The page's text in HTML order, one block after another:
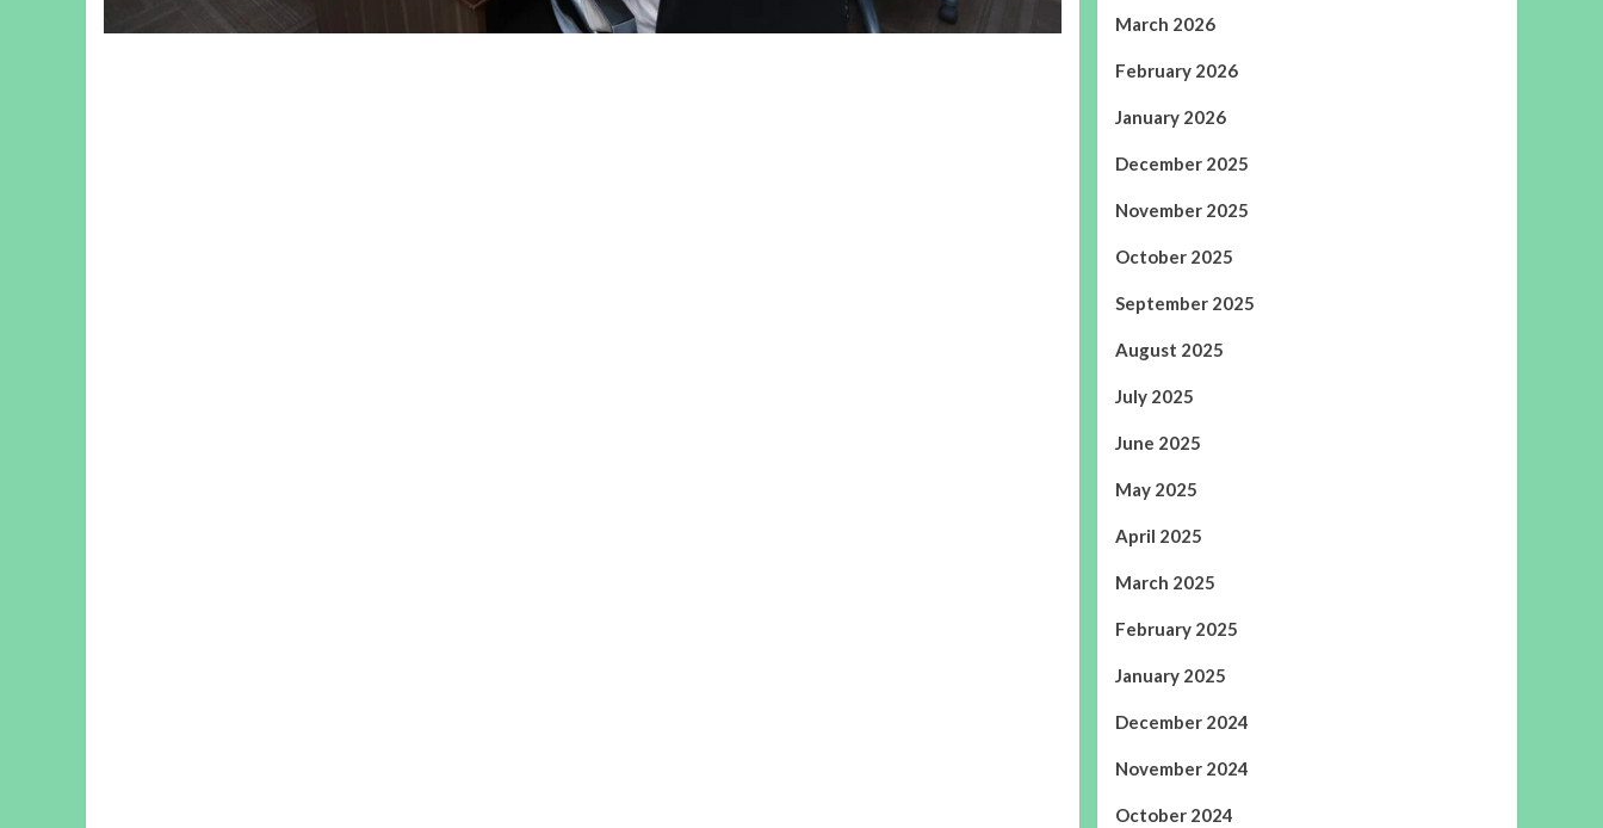
March 2026
February 2026
January 2026
December 2025
November 2025
October 2025
September 2025
August 2025
July 2025
June 2025
May 2025
April 2025
March 2025
February 2025
January 2025
December 2024
November 2024
October 2024